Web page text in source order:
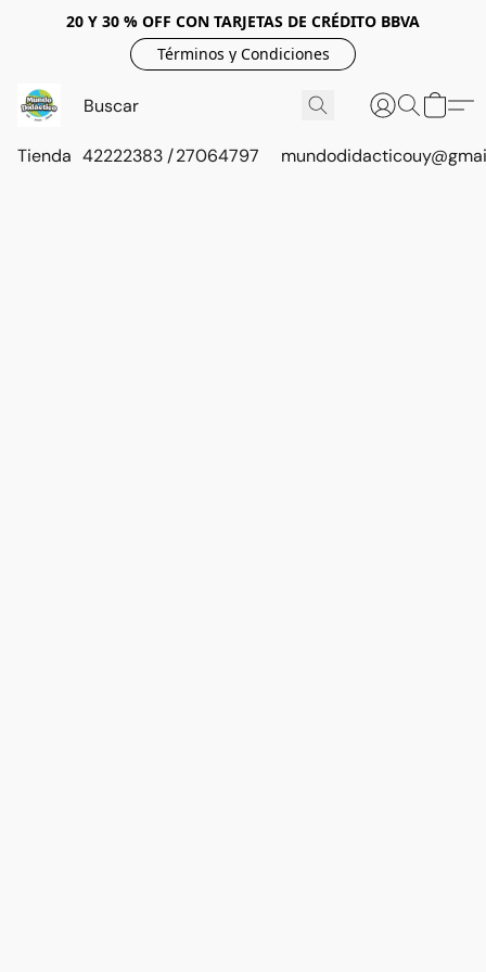
20 Y 30 % OFF CON TARJETAS DE CRÉDITO BBVA
Términos y Condiciones
Tienda 42222383 / 27064797